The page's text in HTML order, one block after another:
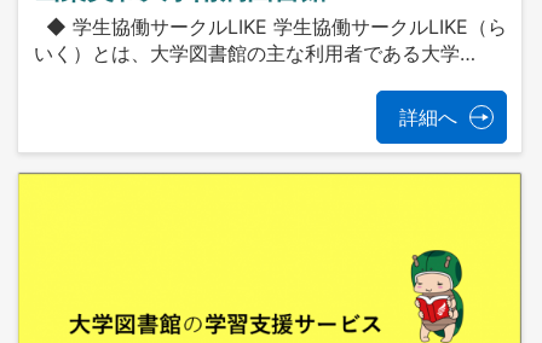
◆ 学生協働サークルLIKE 学生協働サークルLIKE（ら
いく）とは、大学図書館の主な利用者である大学…
詳細へ